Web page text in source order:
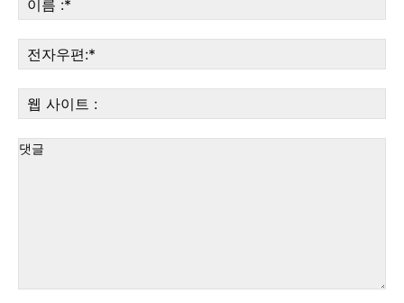
름
:*
자
우
사
이